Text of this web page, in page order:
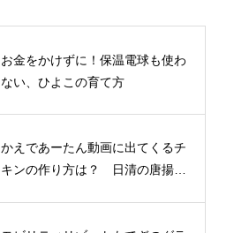
お金をかけずに！保温電球も使わ
ない、ひよこの育て方
かえであーたん動画に出てくるチ
キンの作り方は？ 日清の唐揚げ